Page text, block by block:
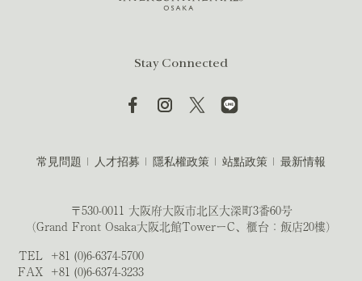
Stay Connected
常見問題 人才招募 隱私權政策 站點政策 最新情報
〒530-0011 大阪府大阪市北区大深町3番60号
（Grand Front Osaka大阪北館TowerーC、櫃台：飯店20樓）
TEL +81 (0)6-6374-5700
FAX +81 (0)6-6374-3233